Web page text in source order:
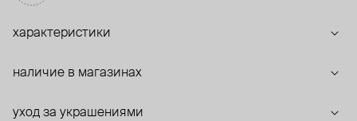
характеристики
наличие в магазинах
уход за украшениями